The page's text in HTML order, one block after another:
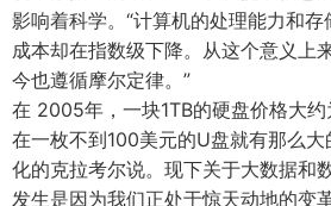
影响着科学。“计算机的处理能力和存
成本却在指数级下降。从这个意义上
今也遵循摩尔定律。”
在 2005年，一块1TB的硬盘价格大
在一枚不到100美元的U盘就有那么大
化的克拉考尔说。现下关于大数据和
发生是因为我们正处于惊天动地的变